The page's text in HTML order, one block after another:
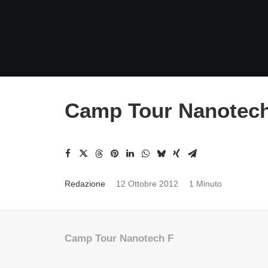
Camp Tour
Redazione 12 Ottobre 2012 1 Minuto
Camp Tour Nanotech F